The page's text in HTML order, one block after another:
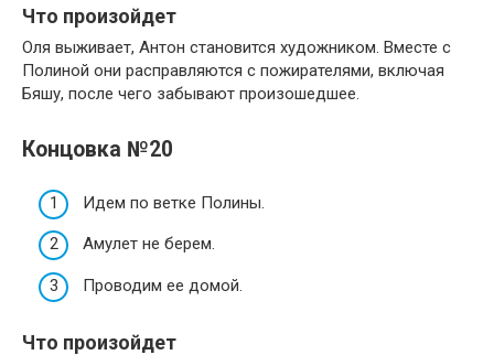
Что произойдет
Оля выживает, Антон становится художником. Вместе с
Полиной они расправляются с пожирателями, включая
Бяшу, после чего забывают произошедшее.
Концовка №20
Идем по ветке Полины.
Амулет не берем.
Проводим ее домой.
Что произойдет